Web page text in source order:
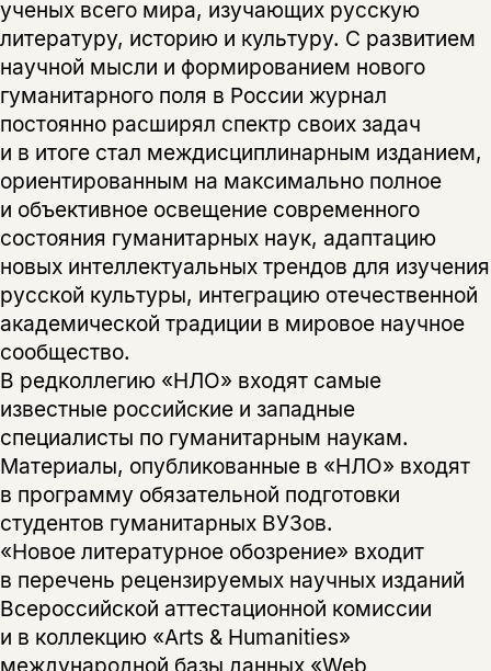
ученых всего мира, изучающих русскую
литературу, историю и культуру. С развитием
научной мысли и формированием нового
гуманитарного поля в России журнал
постоянно расширял спектр своих задач
и в итоге стал междисциплинарным изданием,
ориентированным на максимально полное
и объективное освещение современного
состояния гуманитарных наук, адаптацию
новых интеллектуальных трендов для изучения
русской культуры, интеграцию отечественной
академической традиции в мировое научное
сообщество.
В редколлегию «НЛО» входят самые
известные российские и западные
специалисты по гуманитарным наукам.
Материалы, опубликованные в «НЛО» входят
в программу обязательной подготовки
студентов гуманитарных ВУЗов.
«Новое литературное обозрение» входит
в перечень рецензируемых научных изданий
Всероссийской аттестационной комиссии
и в коллекцию «Arts & Humanities»